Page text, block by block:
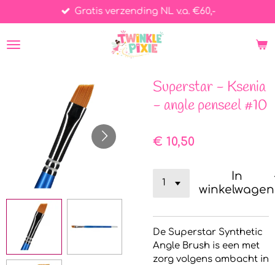
direct
naar
de
Gratis verzending NL v.a. €60,-
Superstar - Ksenia
- angle penseel #10
€ 10,50
In
winkelwagen
De Superstar Synthetic
Angle Brush is een met
zorg volgens ambacht in